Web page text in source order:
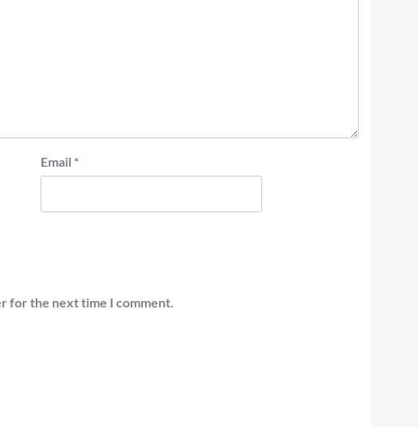
Email *
for the next time I comment.